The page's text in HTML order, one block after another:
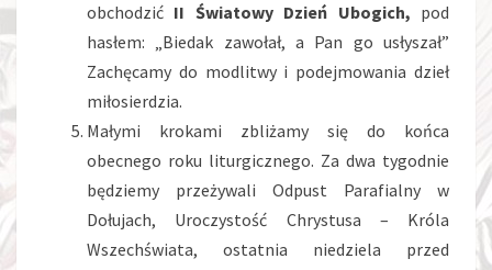
obchodzić II Światowy Dzień Ubogich, pod
hasłem: „Biedak zawołał, a Pan go usłyszał”
Zachęcamy do modlitwy i podejmowania dzieł
miłosierdzia.
Małymi krokami zbliżamy się do końca
obecnego roku liturgicznego. Za dwa tygodnie
będziemy przeżywali Odpust Parafialny w
Dołujach, Uroczystość Chrystusa – Króla
Wszechświata, ostatnia niedziela przed